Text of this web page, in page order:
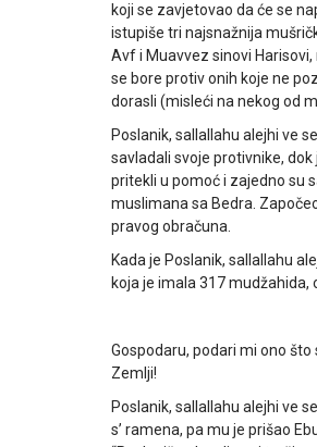
koji se zavjetovao da će se
istupiše tri najsnažnija
Avf i Muavvez sinovi
se bore protiv onih koje ne
dorasli (misleći na nekog od
Poslanik, sallallahu alejhi ve
savladali svoje protivnike,
pritekli u pomoć i zajedno su
muslimana sa Bedra.
pravog obračuna.
Kada je Poslanik, sallallahu
koja je imala 317
Gospodaru, podari mi ono
Zemlji!
Poslanik, sallallahu alejhi ve
s’ ramena, pa mu je prišao